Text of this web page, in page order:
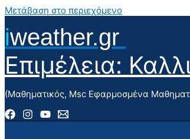
Μετάβαση στο περιεχόμενο
iweather.gr
Επιμέλεια:
(Μαθηματικός, Msc Εφαρμοσμένα